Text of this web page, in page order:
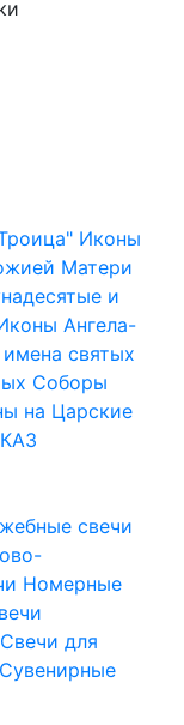
Иконы
Матери
и
Ангела-
святых
Соборы
на Царские
свечи
Номерные
Свечи для
Сувенирные